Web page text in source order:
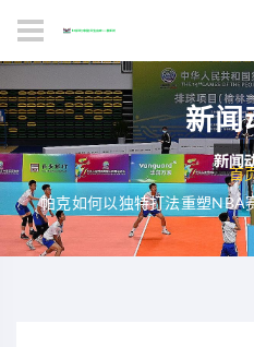
新闻
首
帕克如何以独特打法重塑NBA